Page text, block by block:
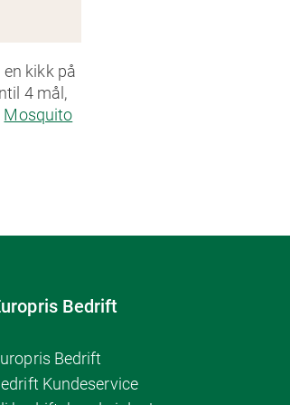
kikk på
4 mål,
Mosquito
Bedrift
Bedrift
Kundeservice